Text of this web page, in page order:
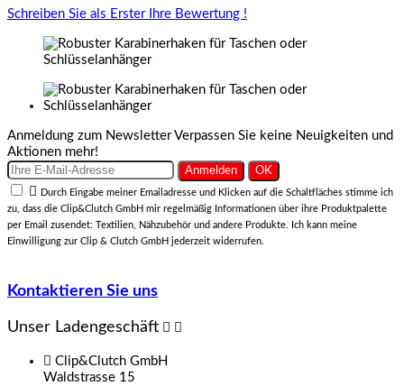
Schreiben Sie als Erster Ihre Bewertung !
Anmeldung zum Newsletter Verpassen Sie keine Neuigkeiten und
Aktionen mehr!

Durch Eingabe meiner Emailadresse und Klicken auf die Schaltfläches stimme ich
zu, dass die Clip&Clutch GmbH mir regelmäßig Informationen über ihre Produktpalette
per Email zusendet: Textilien, Nähzubehör und andere Produkte. Ich kann meine
Einwilligung zur Clip & Clutch GmbH jederzeit widerrufen.
Kontaktieren Sie uns
Unser Ladengeschäft  
 Clip&Clutch GmbH
Waldstrasse 15